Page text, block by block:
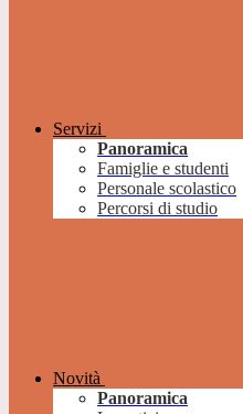
Servizi
Panoramica
Famiglie e studenti
Personale scolastico
Percorsi di studio
Novità
Panoramica